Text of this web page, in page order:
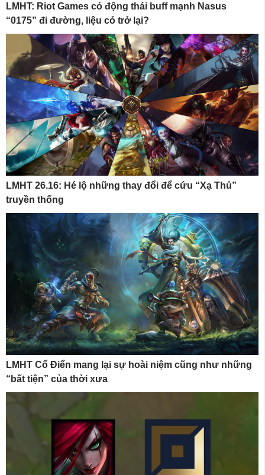
LMHT: Riot Games có động thái buff mạnh Nasus
“0175” đi đường, liệu có trở lại?
LMHT 26.16: Hé lộ những thay đổi để cứu “Xạ Thủ”
truyền thống
LMHT Cổ Điển mang lại sự hoài niệm cũng như những
“bất tiện” của thời xưa